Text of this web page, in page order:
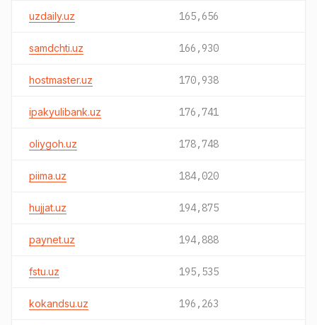
uzdaily.uz 165,656
samdchti.uz 166,930
hostmaster.uz 170,938
ipakyulibank.uz 176,741
oliygoh.uz 178,748
piima.uz 184,020
hujjat.uz 194,875
paynet.uz 194,888
fstu.uz 195,535
kokandsu.uz 196,263